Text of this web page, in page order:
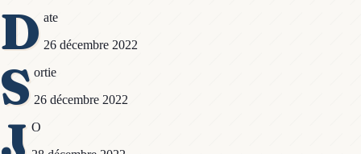
D ate
26 décembre 2022
S ortie
26 décembre 2022
J O